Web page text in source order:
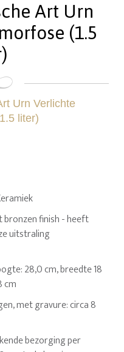
Art Urn
(1.5
bronzen finish - heeft
uitstraling
28,0 cm, breedte 18
cm
met gravure: circa 8
bezorging per